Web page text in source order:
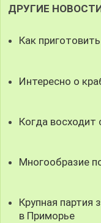
ДРУГИЕ
Как
Интересно о
Когда восходит
Многообразие
Крупная
в Приморье